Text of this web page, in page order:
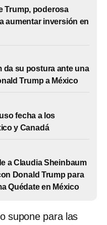
Trump, poderosa
aumentar inversión en
da su postura ante una
Trump a México
fecha a los
y Canadá
a Claudia Sheinbaum
Donald Trump para
Quédate en México
supone para las